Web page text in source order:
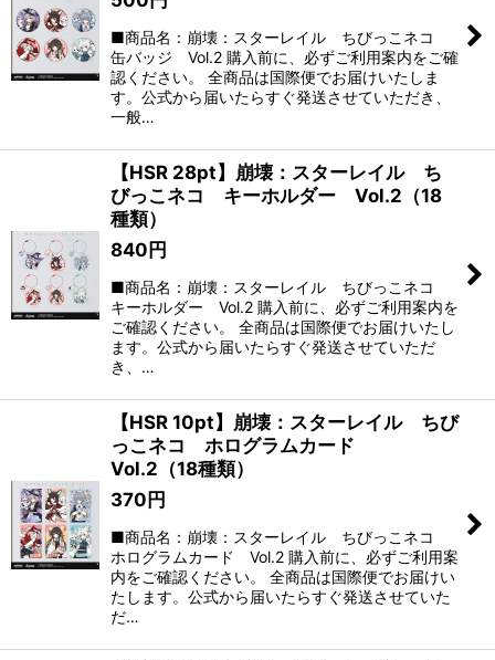
■商品名：崩壊：スターレイル ちびっこネコ
缶バッジ Vol.2 購入前に、必ずご利用案内をご確
認ください。 全商品は国際便でお届けいたしま
す。公式から届いたらすぐ発送させていただき、
一般…
【HSR 28pt】崩壊：スターレイル ち
びっこネコ キーホルダー Vol.2（18
種類）
840 円
■商品名：崩壊：スターレイル ちびっこネコ
キーホルダー Vol.2 購入前に、必ずご利用案内を
ご確認ください。 全商品は国際便でお届けいたし
ます。公式から届いたらすぐ発送させていただ
き、…
【HSR 10pt】崩壊：スターレイル ちび
っこネコ ホログラムカード
Vol.2（18種類）
370 円
■商品名：崩壊：スターレイル ちびっこネコ
ホログラムカード Vol.2 購入前に、必ずご利用案
内をご確認ください。 全商品は国際便でお届けい
たします。公式から届いたらすぐ発送させていた
だ…